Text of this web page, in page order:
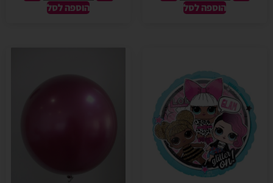
הוספה לסל הוספה לסל